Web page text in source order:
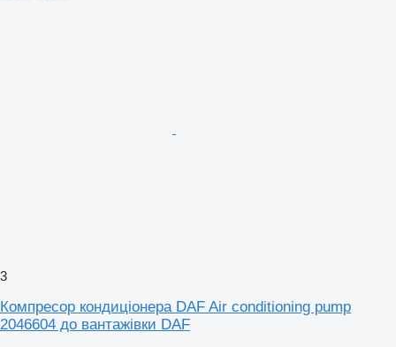
3
Компресор кондиціонера DAF Air conditioning pump
2046604 до вантажівки DAF